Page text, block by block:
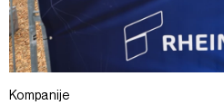
Kompanije